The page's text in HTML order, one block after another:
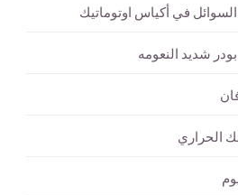
في أكياس اوتوماتيك
شديد النعومه
الحراري